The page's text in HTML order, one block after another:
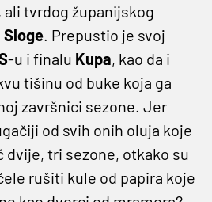
tvrdog županijskog
Sloge. Prepustio je svoj
-u i finalu Kupa, kao da i
tišinu od buke koja ga
završnici sezone. Jer
od svih onih oluja koje
dvije, tri sezone, otkako su
rušiti kule od papira koje